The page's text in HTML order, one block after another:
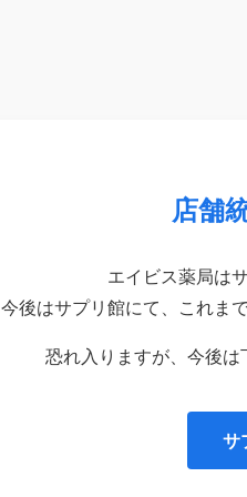
店舗
エイビス薬局は
今後はサプリ館にて、これま
恐れ入りますが、今後
サ